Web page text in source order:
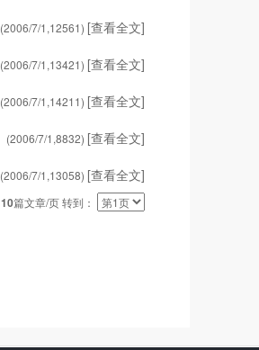
(2006/7/1,12561) [查看全文]
(2006/7/1,13421) [查看全文]
(2006/7/1,14211) [查看全文]
(2006/7/1,8832) [查看全文]
(2006/7/1,13058) [查看全文]
10篇文章/页 转到：